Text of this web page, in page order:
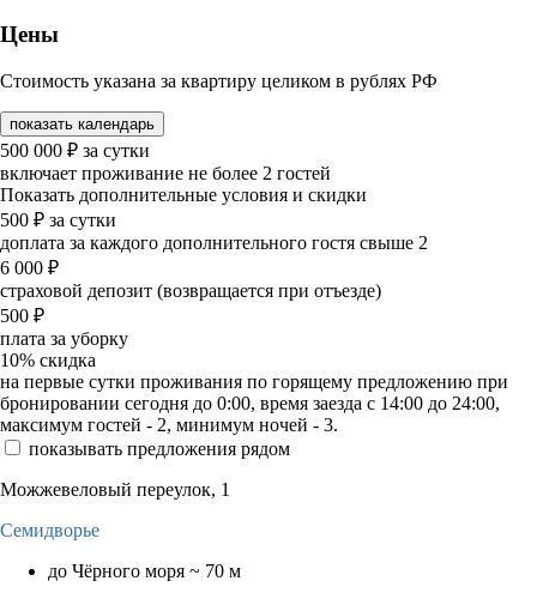
Цены
Стоимость указана за квартиру целиком в рублях РФ
показать календарь
500 000 ₽ за сутки
включает проживание не более 2 гостей
Показать дополнительные условия и скидки
500 ₽ за сутки
доплата за каждого дополнительного гостя свыше 2
6 000 ₽
страховой депозит (возвращается при отъезде)
500 ₽
плата за уборку
10% скидка
на первые сутки проживания по горящему предложению при
бронировании сегодня до 0:00, время заезда с 14:00 до 24:00,
максимум гостей - 2, минимум ночей - 3.
показывать предложения рядом
Можжевеловый переулок, 1
Семидворье
до Чёрного моря ~ 70 м